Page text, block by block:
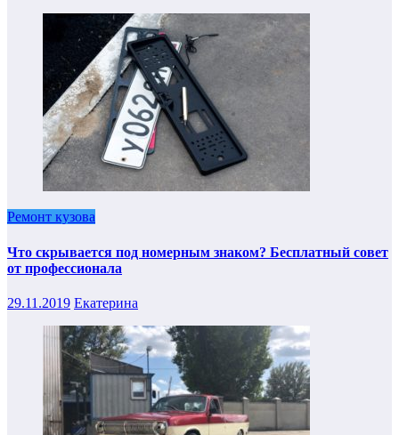
Ремонт кузова
Что скрывается под номерным знаком? Бесплатный совет
от профессионала
29.11.2019 Екатерина